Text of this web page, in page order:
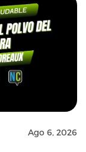
Ago 6, 2026